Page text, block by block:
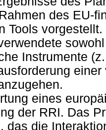
des EU-
Tools vorgestellt.
Instrumente
eines
der RRI. Das
das die